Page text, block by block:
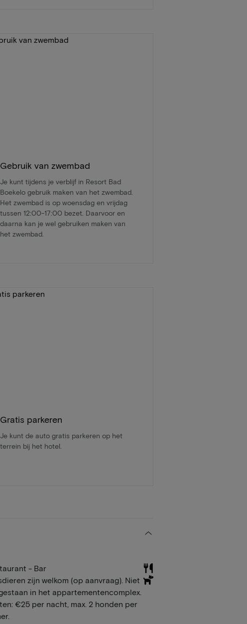
Gebruik van zwembad
Je kunt tijdens je verblijf in Resort Bad
Boekelo gebruik maken van het zwembad.
Het zwembad is op woensdag en vrijdag
tussen 12:00-17:00 bezet. Daarvoor en
daarna kan je wel gebruiken maken van
het zwembad.
Gratis parkeren
Je kunt de auto gratis parkeren op het
terrein bij het hotel.
- Bar
zijn welkom (op aanvraag). Niet
in het appartementencomplex.
€25 per nacht, max. 2 honden per